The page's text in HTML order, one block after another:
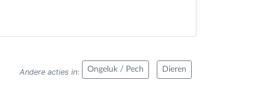
Andere acties in: Ongeluk / Pech Dieren